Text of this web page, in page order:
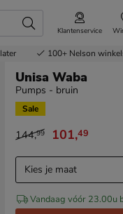
Klantenservice
100+ Nelson
Unisa Waba
Pumps - bruin
Sale
van € 144,99 voor
144,99 101,49
Kies je maat
Vandaag vóór 23.00u